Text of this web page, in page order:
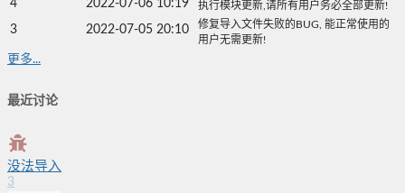
4 2022-07-06 10:19 执行模块更新,请所有用户务必全部更新!
3 2022-07-05 20:10
修复导入文件失败的BUG, 能正常使用的
用户无需更新!
更多...
最近讨论
没法导入
3